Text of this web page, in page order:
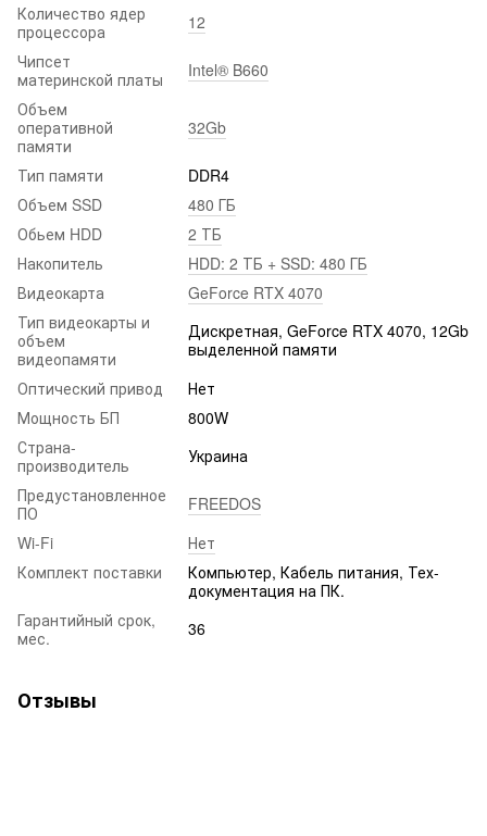
Количество ядер
процессора
12
Чипсет
материнской платы
Intel® B660
Объем
оперативной
памяти
32Gb
Тип памяти
DDR4
Объем SSD
480 ГБ
Обьем HDD
2 ТБ
Накопитель
HDD: 2 ТБ + SSD: 480 ГБ
Видеокарта
GeForce RTX 4070
Тип видеокарты и
объем
видеопамяти
Дискретная, GeForce RTX 4070, 12Gb
выделенной памяти
Оптический привод
Нет
Мощность БП
800W
Страна-
производитель
Украина
Предустановленное
ПО
FREEDOS
Wi-Fi
Нет
Комплект поставки
Компьютер, Кабель питания, Тех-
документация на ПК.
Гарантийный срок,
мес.
36
Отзывы